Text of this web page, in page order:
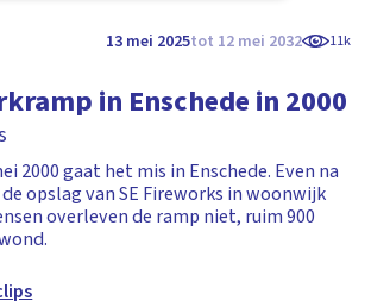
13 mei 2025tot 12 mei 2032 11k
in Enschede in 2000
2000 gaat het mis in Enschede. Even na
opslag van SE Fireworks in woonwijk
overleven de ramp niet, ruim 900